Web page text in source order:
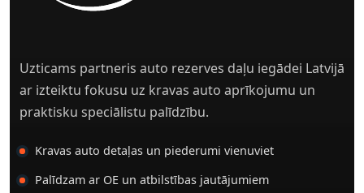
Uzticams partneris auto rezerves daļu iegādei Latvijā
ar izteiktu fokusu uz kravas auto aprīkojumu un
praktisku speciālistu palīdzību.
Kravas auto detaļas un piederumi vienuviet
Palīdzam ar OE un atbilstības jautājumiem